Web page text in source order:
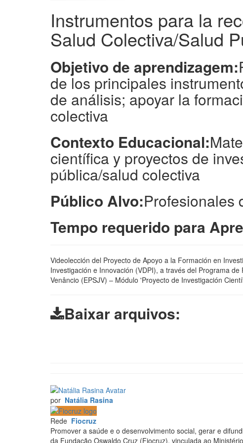
Instrumentos para la
Salud Colectiva/Salud
Objetivo de aprendizagem:
de los principales
de análisis; apoyar la
colectiva
Contexto Educacional:
científica y proyectos de
pública/salud colectiva
Público Alvo:Profesionales
Tempo requerido para
Videolección del Proyecto de Apoyo a la Formación en
Investigación e Innovación (VDPI), a través del Programa
Venâncio (EPSJV) – Módulo 'Proyecto de Investigación
Baixar arquivos:
por Natália Rasina
Rede Fiocruz
Promover a saúde e o desenvolvimento social, gerar e
da Fundação Oswaldo Cruz (Fiocruz), vinculada ao